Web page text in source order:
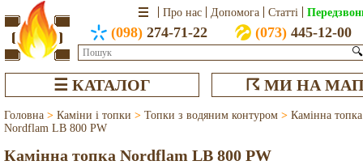
Про нас Допомога Статті
(098) 274-71-22 (073)445-12-00
🔍
☰ КАТАЛОГ ☈ МИ НА
Головна > Каміни і топки > Топки з водяним контуром > Камінна топка
Nordflam LB 800 PW
Камінна топка Nordflam LB 800 PW